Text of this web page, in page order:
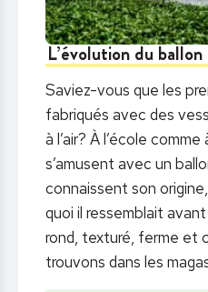
L’évolution du
Saviez-vous que les
fabriqués avec des
à l’air? À l’école
s’amusent avec un
connaissent son
quoi il ressemblait
rond, texturé, ferme et
trouvons dans les